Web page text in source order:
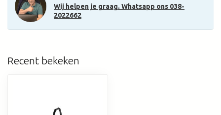
Wij helpen je graag. Whatsapp ons 038-
2022662
Recent bekeken